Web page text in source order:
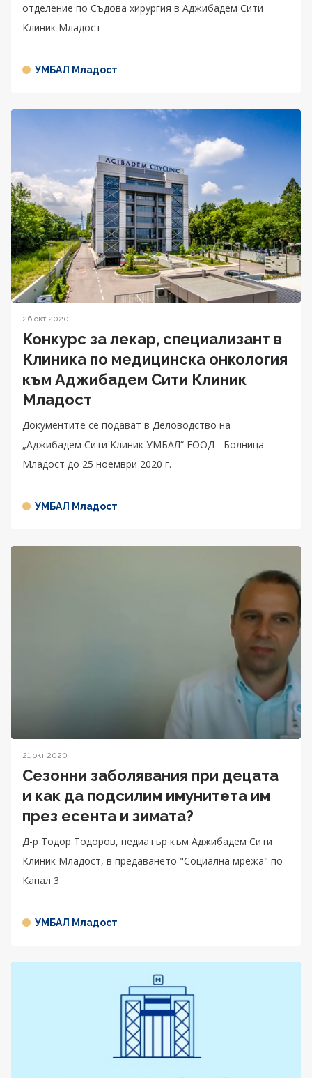
отделение по Съдова хирургия в Аджибадем Сити
Клиник Младост
УМБАЛ Младост
26 окт 2020
Конкурс за лекар, специализант в
Клиника по медицинска онкология
към Аджибадем Сити Клиник
Младост
Документите се подават в Деловодство на
„Аджибадем Сити Клиник УМБАЛ“ ЕООД - Болница
Младост до 25 ноември 2020 г.
УМБАЛ Младост
21 окт 2020
Сезонни заболявания при децата
и как да подсилим имунитета им
през есента и зимата?
Д-р Тодор Тодоров, педиатър към Аджибадем Сити
Клиник Младост, в предаването "Социална мрежа" по
Канал 3
УМБАЛ Младост